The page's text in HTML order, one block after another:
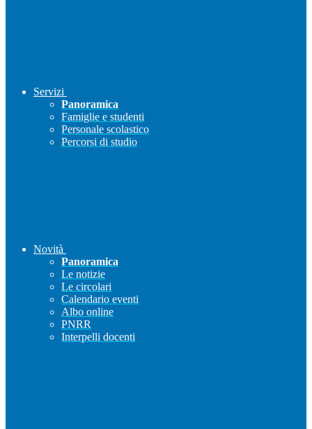
Servizi
Panoramica
Famiglie e studenti
Personale scolastico
Percorsi di studio
Novità
Panoramica
Le notizie
Le circolari
Calendario eventi
Albo online
PNRR
Interpelli docenti